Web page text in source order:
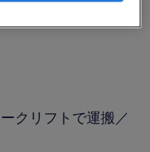
クリフトで運搬／